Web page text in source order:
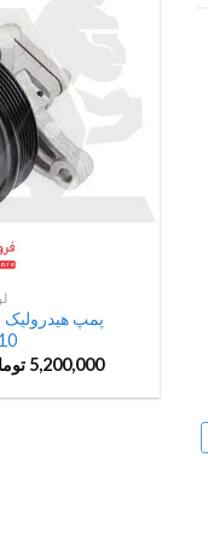
پمپ هیدرولیک
5,200,000